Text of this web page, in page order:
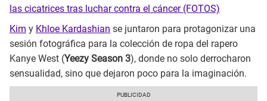
las cicatrices tras luchar contra el cáncer (FOTOS)
Kim y Khloe Kardashian se juntaron para protagonizar una
sesión fotográfica para la colección de ropa del rapero
Kanye West (Yeezy Season 3), donde no solo derrocharon
sensualidad, sino que dejaron poco para la imaginación.